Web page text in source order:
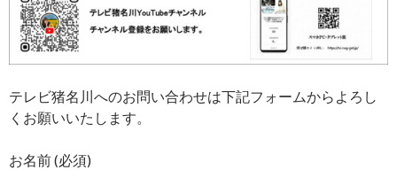
テレビ猪名川へのお問い合わせは下記フォームからよろし
くお願いいたします。
お名前 (必須)